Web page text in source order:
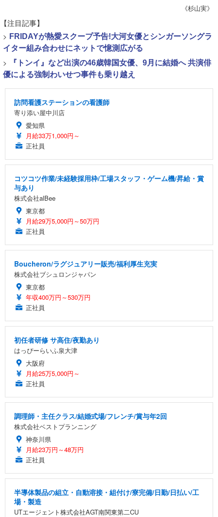
《杉山実》
【注目記事】
> FRIDAYが熱愛スクープ予告!大河女優とシンガーソングラ
イター組み合わせにネットで憶測広がる
>
『トンイ』など出演の46歳韓国女優、9月に結婚へ 共演俳
優による強制わいせつ事件も乗り越え
訪問看護ステーションの看護師
寄り添い屋中川店
愛知県
月給33万1,000円～
正社員
コツコツ作業/未経験採用枠/工場スタッフ・ゲーム機/昇給・賞
与あり
株式会社alBee
東京都
月給29万5,000円～50万円
正社員
Boucheron/ラグジュアリー販売/福利厚生充実
株式会社ブシュロンジャパン
東京都
年収400万円～530万円
正社員
初任者研修 サ高住/夜勤あり
はっぴーらいふ泉大津
大阪府
月給25万5,000円～
正社員
調理師・主任クラス/結婚式場/フレンチ/賞与年2回
株式会社ベストプランニング
神奈川県
月給23万円～48万円
正社員
半導体製品の組立・自動溶接・組付け/寮完備/日勤/日払い/工
場・製造
UTエージェント株式会社AGT南関東第二CU